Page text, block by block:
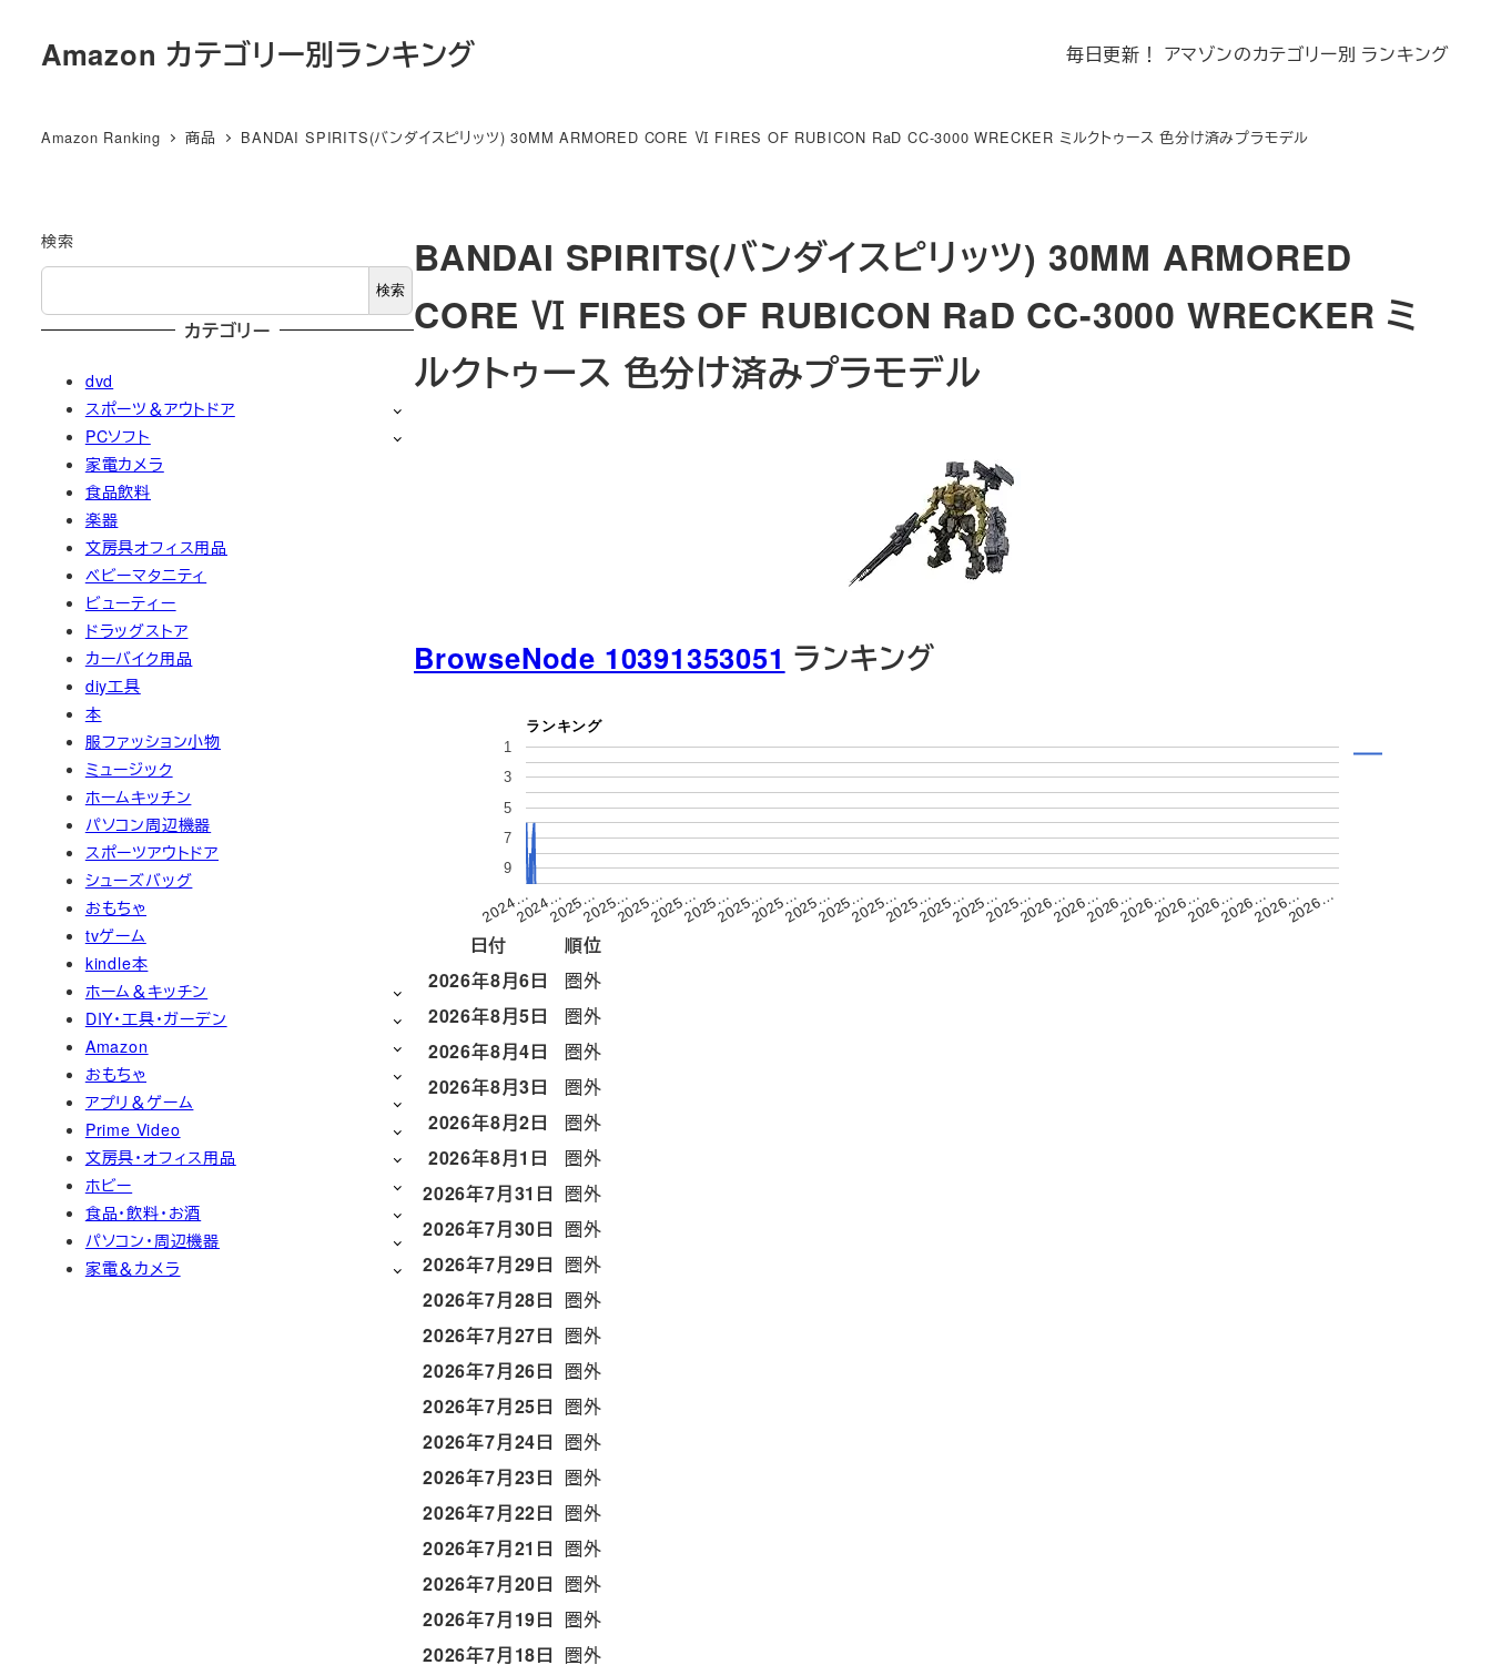
Amazon カテゴリー別ランキング 毎日更新！ アマゾンのカテゴリー別 ランキング
Amazon Ranking 商品 BANDAI SPIRITS(バンダイスピリッツ) 30MM ARMORED CORE Ⅵ FIRES OF RUBICON RaD CC-3000 WRECKER ミルクトゥース 色分け済みプラモデル
BANDAI SPIRITS(バンダイスピリッツ) 30MM ARMORED
CORE Ⅵ FIRES OF RUBICON RaD CC-3000 WRECKER ミ
ルクトゥース 色分け済みプラモデル
BrowseNode 10391353051 ランキング
ランキング
2024…2024…2025…2025…2025…2025…2025…2025…2025…2025…2025…2025…2025…2025…2025…2025…2026…2026…2026…2026…2026…2026…2026…2026…2026…
1
3
5
7
9
日付
順位
2026年8月6日
圏外
2026年8月5日
圏外
2026年8月4日
圏外
2026年8月3日
圏外
2026年8月2日
圏外
2026年8月1日
圏外
2026年7月31日 圏外
2026年7月30日 圏外
2026年7月29日 圏外
2026年7月28日 圏外
2026年7月27日 圏外
2026年7月26日 圏外
2026年7月25日 圏外
2026年7月24日 圏外
2026年7月23日 圏外
2026年7月22日 圏外
2026年7月21日 圏外
2026年7月20日 圏外
2026年7月19日 圏外
2026年7月18日 圏外
検索
検索
カテゴリー
dvd
スポーツ＆アウトドア
PCソフト
家電カメラ
食品飲料
楽器
文房具オフィス用品
ベビーマタニティ
ビューティー
ドラッグストア
カーバイク用品
diy工具
本
服ファッション小物
ミュージック
ホームキッチン
パソコン周辺機器
スポーツアウトドア
シューズバッグ
おもちゃ
tvゲーム
kindle本
ホーム＆キッチン
DIY・工具・ガーデン
Amazon
おもちゃ
アプリ＆ゲーム
Prime Video
文房具・オフィス用品
ホビー
食品・飲料・お酒
パソコン・周辺機器
家電＆カメラ